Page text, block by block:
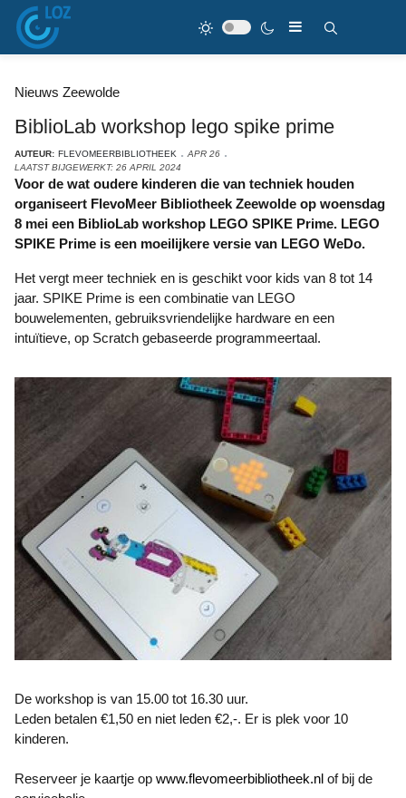
Nieuws Zeewolde
BiblioLab workshop lego spike prime
AUTEUR: FLEVOMEERBIBLIOTHEEK
APR 26
LAATST BIJGEWERKT: 26 APRIL 2024
Voor de wat oudere kinderen die van techniek houden
organiseert FlevoMeer Bibliotheek Zeewolde op woensdag
8 mei een BiblioLab workshop LEGO SPIKE Prime. LEGO
SPIKE Prime is een moeilijkere versie van LEGO WeDo.
Het vergt meer techniek en is geschikt voor kids van 8 tot 14
jaar. SPIKE Prime is een combinatie van LEGO
bouwelementen, gebruiksvriendelijke hardware en een
intuïtieve, op Scratch gebaseerde programmeertaal.
De workshop is van 15.00 tot 16.30 uur.
Leden betalen €1,50 en niet leden €2,-. Er is plek voor 10
kinderen.
Reserveer je kaartje op www.flevomeerbibliotheek.nl of bij de